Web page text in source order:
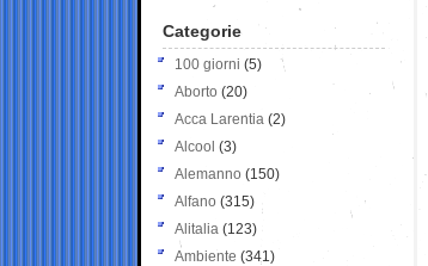
Categorie
100 giorni (5)
Aborto (20)
Acca Larentia (2)
Alcool (3)
Alemanno (150)
Alfano (315)
Alitalia (123)
Ambiente (341)